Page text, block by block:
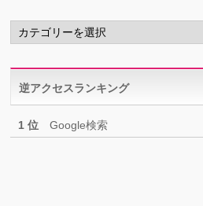
カ
テ
リ
ー逆アクセスランキング
1 位 Google検索